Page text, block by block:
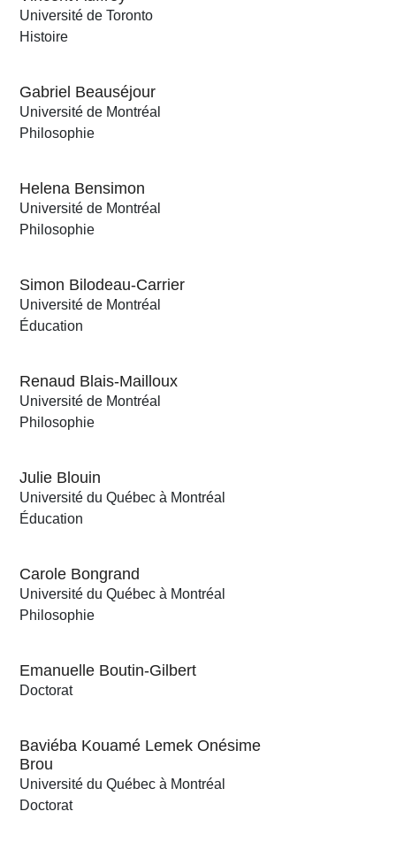
Université de Toronto
Histoire
Gabriel Beauséjour
Université de Montréal
Philosophie
Helena Bensimon
Université de Montréal
Philosophie
Simon Bilodeau-Carrier
Université de Montréal
Éducation
Renaud Blais-Mailloux
Université de Montréal
Philosophie
Julie Blouin
Université du Québec à Montréal
Éducation
Carole Bongrand
Université du Québec à Montréal
Philosophie
Emanuelle Boutin-Gilbert
Doctorat
Baviéba Kouamé Lemek Onésime
Brou
Université du Québec à Montréal
Doctorat